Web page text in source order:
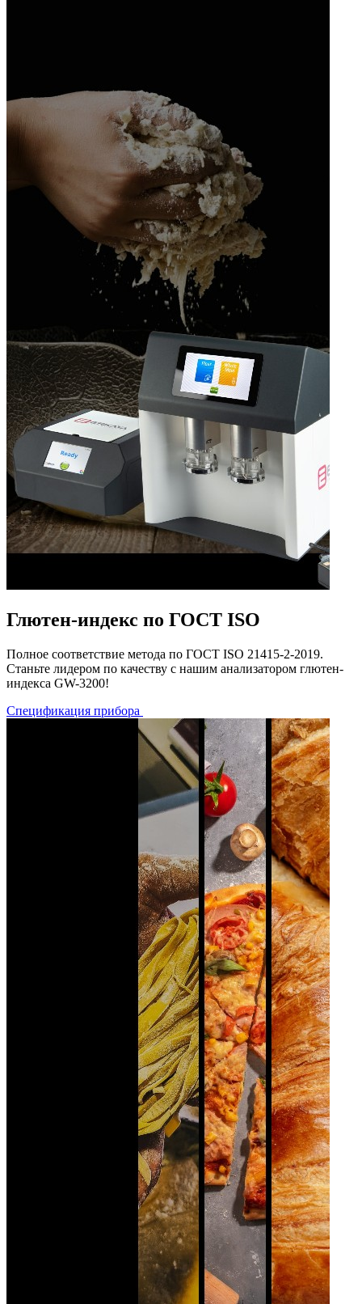
Глютен-индекс по ГОСТ ISO
Полное соответствие метода по ГОСТ ISO 21415-2-2019.
Станьте лидером по качеству с нашим анализатором глютен-
индекса GW-3200!
Спецификация прибора